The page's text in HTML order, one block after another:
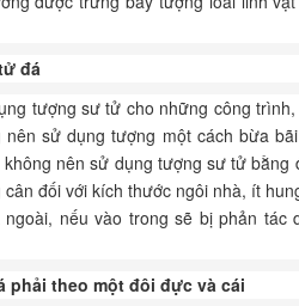
đá
tượng sư tử cho những công
sử dụng tượng một cách bừa
nên sử dụng tượng sư tử bằng
đối với kích thước ngôi nhà, ít
nếu vào trong sẽ bị phản tác
phải theo một đôi đực và cái